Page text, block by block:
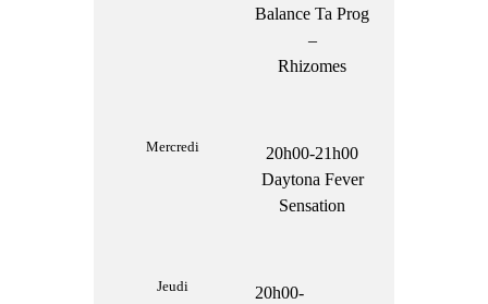
Balance Ta Prog
–
Rhizomes
Mercredi
20h00-21h00
Daytona Fever
Sensation
Jeudi
20h00-